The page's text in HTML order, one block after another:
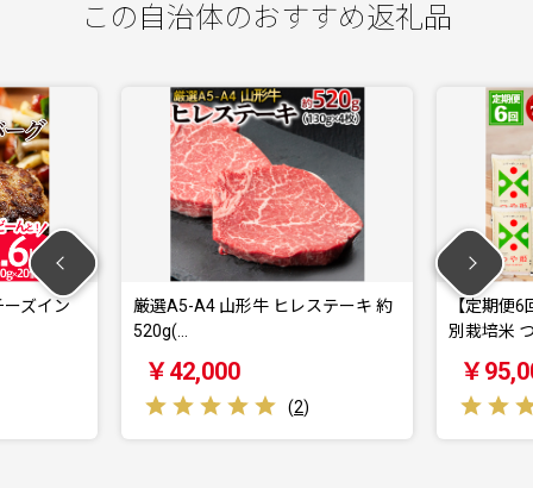
この自治体のおすすめ返礼品
厳選A5-A4 山形牛 ヒレステーキ 約
(2)
【定期便6回】令和7年産 山
(6)